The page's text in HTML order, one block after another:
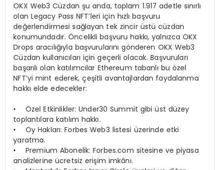
OKX Web3 Cüzdan şu anda, toplam 1.917 adetle sınırlı
olan Legacy Pass NFT’leri için hızlı başvuru
değerlendirmesi sağlayan tek zincir üstü cüzdan
konumundadır. Öncelikli başvuru hakkı, yalnızca OKX
Drops aracılığıyla başvurularını gönderen OKX Web3
Cüzdan kullanıcıları için geçerli olacak. Başvuruları
başarılı olan katılımcılar Ethereum tabanlı bu özel
NFT’yi mint ederek, çeşitli avantajlardan faydalanma
hakkı elde edecekler:
• Özel Etkinlikler: Under30 Summit gibi üst düzey
toplantılara katılım hakkı.
• Oy Hakları: Forbes Web3 listesi üzerinde etki
yaratma.
• Premium Abonelik: Forbes.com sitesine ve piyasa
analizlerine ücretsiz erişim imkânı.